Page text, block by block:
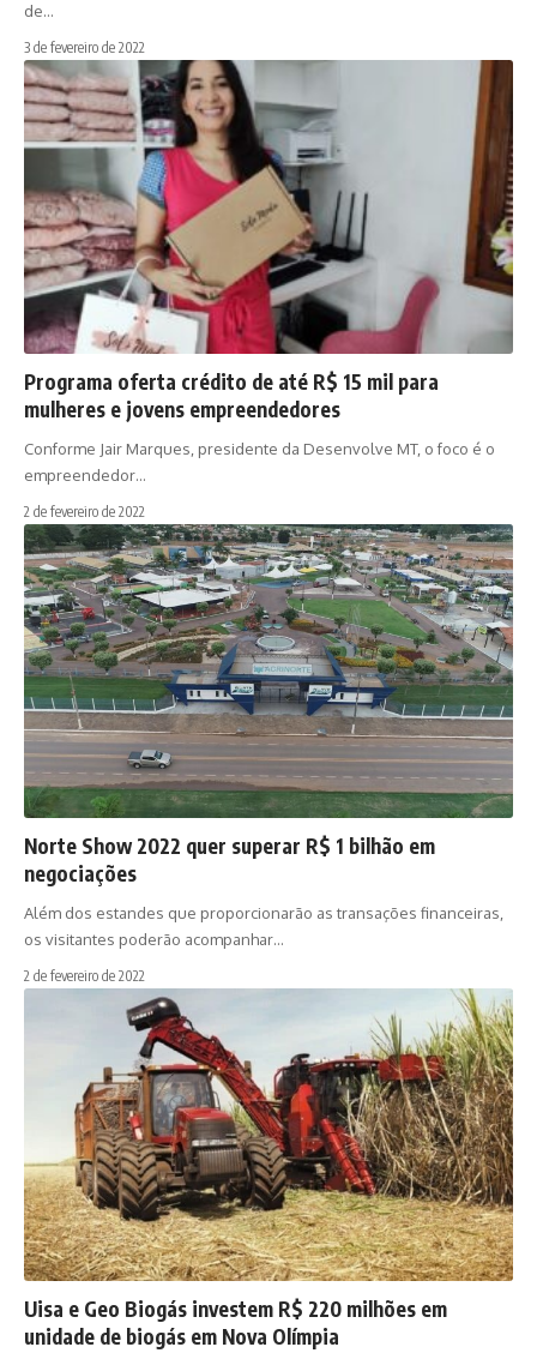
de…
3 de fevereiro de 2022
Programa oferta crédito de até R$ 15 mil para
mulheres e jovens empreendedores
Conforme Jair Marques, presidente da Desenvolve MT, o foco é o
empreendedor…
2 de fevereiro de 2022
Norte Show 2022 quer superar R$ 1 bilhão em
negociações
Além dos estandes que proporcionarão as transações financeiras,
os visitantes poderão acompanhar…
2 de fevereiro de 2022
Uisa e Geo Biogás investem R$ 220 milhões em
unidade de biogás em Nova Olímpia